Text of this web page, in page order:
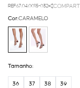
REF.67.04.0015-032
Cor:CARAMELO
Tamanho:
36 37 38 39